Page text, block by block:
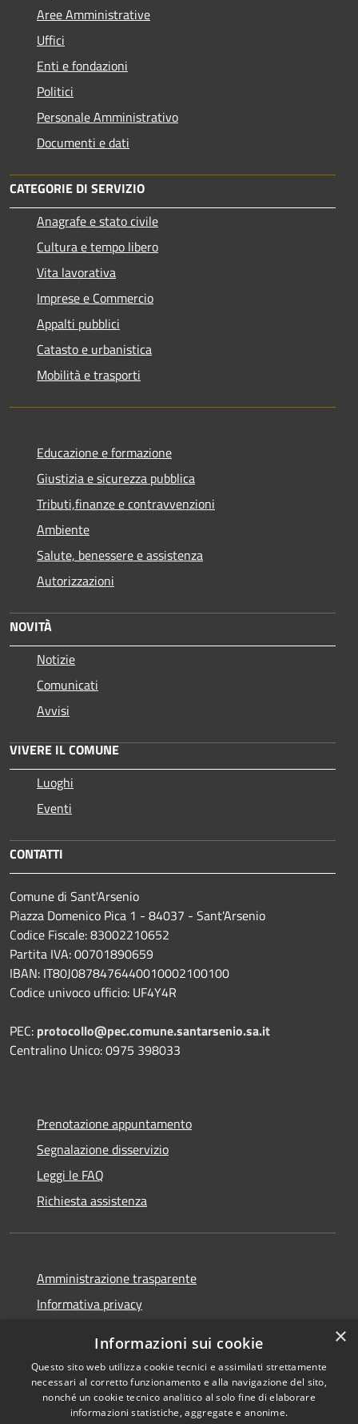
Aree Amministrative
Uffici
Enti e fondazioni
Politici
Personale Amministrativo
Documenti e dati
CATEGORIE DI SERVIZIO
Anagrafe e stato civile
Cultura e tempo libero
Vita lavorativa
Imprese e Commercio
Appalti pubblici
Catasto e urbanistica
Mobilità e trasporti
Educazione e formazione
Giustizia e sicurezza pubblica
Tributi,finanze e contravvenzioni
Ambiente
Salute, benessere e assistenza
Autorizzazioni
NOVITÀ
Notizie
Comunicati
Avvisi
VIVERE IL COMUNE
Luoghi
Eventi
CONTATTI
Comune di Sant'Arsenio
Piazza Domenico Pica 1 - 84037 - Sant'Arsenio
Codice Fiscale: 83002210652
Partita IVA: 00701890659
IBAN: IT80J0878476440010002100100
Codice univoco ufficio: UF4Y4R
PEC: protocollo@pec.comune.santarsenio.sa.it
Centralino Unico: 0975 398033
Prenotazione appuntamento
Segnalazione disservizio
Leggi le FAQ
Richiesta assistenza
Amministrazione trasparente
Informativa privacy
Dichiarazione di accessibilità
×
Informazioni sui cookie
Questo sito web utilizza cookie tecnici e assimilati strettamente
necessari al corretto funzionamento e alla navigazione del sito,
nonché un cookie tecnico analitico al solo fine di elaborare
informazioni statistiche, aggregate e anonime.